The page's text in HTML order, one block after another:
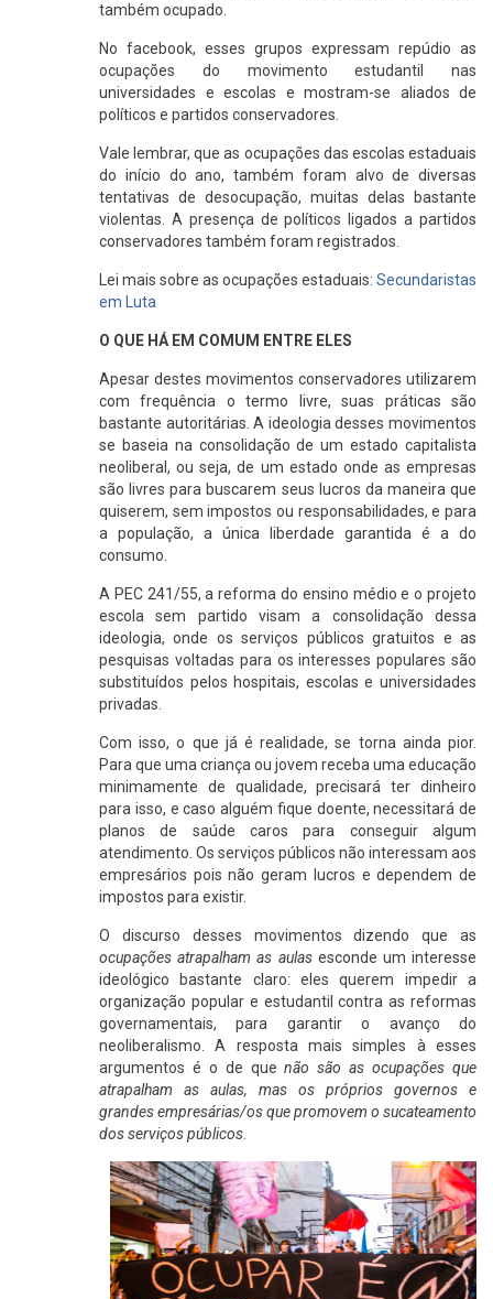
também ocupado.
No facebook, esses grupos expressam repúdio as
ocupações do movimento estudantil nas
universidades e escolas e mostram-se aliados de
políticos e partidos conservadores.
Vale lembrar, que as ocupações das escolas estaduais
do início do ano, também foram alvo de diversas
tentativas de desocupação, muitas delas bastante
violentas. A presença de políticos ligados a partidos
conservadores também foram registrados.
Lei mais sobre as ocupações estaduais: Secundaristas
em Luta
O QUE HÁ EM COMUM ENTRE ELES
Apesar destes movimentos conservadores utilizarem
com frequência o termo livre, suas práticas são
bastante autoritárias. A ideologia desses movimentos
se baseia na consolidação de um estado capitalista
neoliberal, ou seja, de um estado onde as empresas
são livres para buscarem seus lucros da maneira que
quiserem, sem impostos ou responsabilidades, e para
a população, a única liberdade garantida é a do
consumo.
A PEC 241/55, a reforma do ensino médio e o projeto
escola sem partido visam a consolidação dessa
ideologia, onde os serviços públicos gratuitos e as
pesquisas voltadas para os interesses populares são
substituídos pelos hospitais, escolas e universidades
privadas.
Com isso, o que já é realidade, se torna ainda pior.
Para que uma criança ou jovem receba uma educação
minimamente de qualidade, precisará ter dinheiro
para isso, e caso alguém fique doente, necessitará de
planos de saúde caros para conseguir algum
atendimento. Os serviços públicos não interessam aos
empresários pois não geram lucros e dependem de
impostos para existir.
O discurso desses movimentos dizendo que as
ocupações atrapalham as aulasesconde um interesse
ideológico bastante claro: eles querem impedir a
organização popular e estudantil contra as reformas
governamentais, para garantir o avanço do
neoliberalismo. A resposta mais simples à esses
argumentos é o de quenão são as ocupações que
atrapalham as aulas, mas os próprios governos e
grandes empresárias/os que promovem o sucateamento
dos serviços públicos